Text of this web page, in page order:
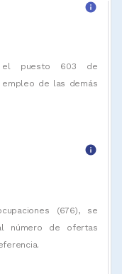
info
el puesto 603 de
de las demás
info
(676), se
número de ofertas